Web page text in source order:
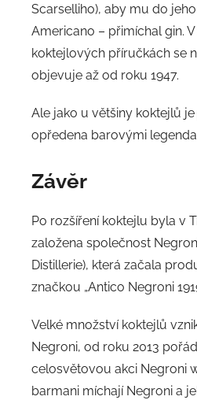
Scarselliho), aby mu do
Americano – přimíchal gin.
koktejlových příručkách se
objevuje až od roku 1947.
Ale jako u většiny koktejlů
opředena barovými
Závěr
Po rozšíření koktejlu byla v
založena společnost
Distillerie), která začala
značkou „Antico Negroni
Velké množství koktejlů
Negroni, od roku 2013
celosvětovou akci Negroni
barmani míchají Negroni a